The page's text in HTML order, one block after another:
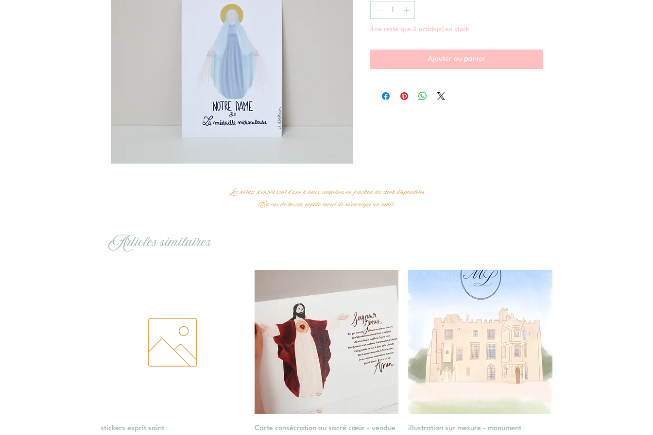
Il ne reste que 2 article(s) en stock
Ajouter au panier
Les délais d'envoi sont d'une à deux semaines en fonction du stock disponibles
En cas de besoin rapide merci de m'envoyer un mail.
Articles similaires
Aperçu rapide
stickers esprit saint Aperçu rapide
Carte consécration au sacré cœur - vendue Aperçu rapide
illustration sur mesure - monument